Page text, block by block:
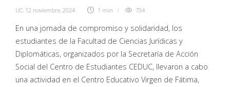
UC, 12 noviembre, 2024 1 min 734
En una jornada de compromiso y solidaridad, los
estudiantes de la Facultad de Ciencias Jurídicas y
Diplomáticas, organizados por la Secretaría de Acción
Social del Centro de Estudiantes CEDUC, llevaron a cabo
una actividad en el Centro Educativo Virgen de Fátima,